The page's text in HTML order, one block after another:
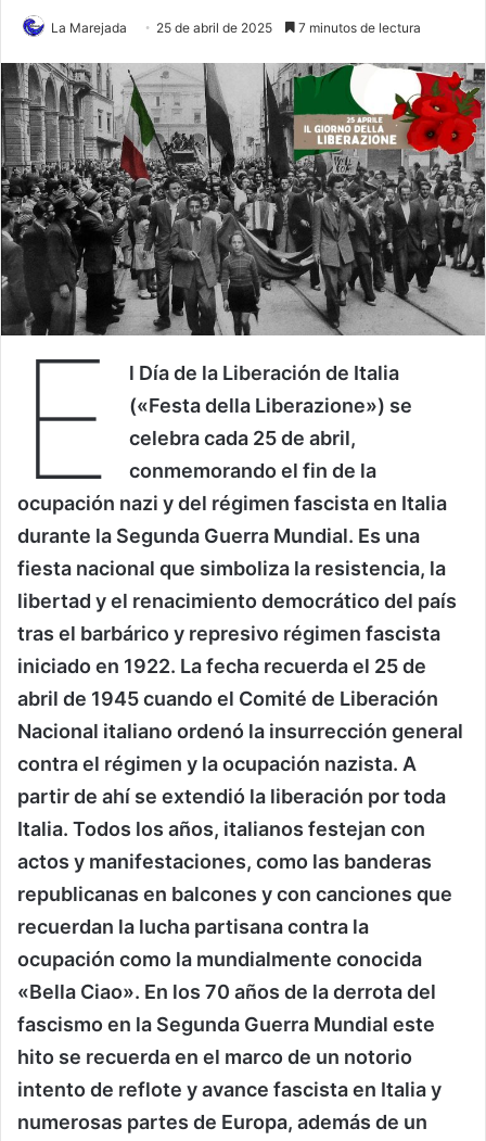
La Marejada 25 de abril de 2025 7 minutos de lectura
E
l Día de la Liberación de Italia
(«Festa della Liberazione») se
celebra cada 25 de abril,
conmemorando el fin de la
ocupación nazi y del régimen fascista en Italia
durante la Segunda Guerra Mundial. Es una
fiesta nacional que simboliza la resistencia, la
libertad y el renacimiento democrático del país
tras el barbárico y represivo régimen fascista
iniciado en 1922. La fecha recuerda el 25 de
abril de 1945 cuando el Comité de Liberación
Nacional italiano ordenó la insurrección general
contra el régimen y la ocupación nazista. A
partir de ahí se extendió la liberación por toda
Italia. Todos los años, italianos festejan con
actos y manifestaciones, como las banderas
republicanas en balcones y con canciones que
recuerdan la lucha partisana contra la
ocupación como la mundialmente conocida
«Bella Ciao». En los 70 años de la derrota del
fascismo en la Segunda Guerra Mundial este
hito se recuerda en el marco de un notorio
intento de reflote y avance fascista en Italia y
numerosas partes de Europa, además de un